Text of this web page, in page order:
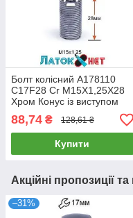
Болт колісний A178110
C17F28 Cr M15X1,25X28
Хром Конус із виступом
ключ 17 мм
88,74 ₴ 128,61 ₴
Купити
Акційні пропозиції
–31%